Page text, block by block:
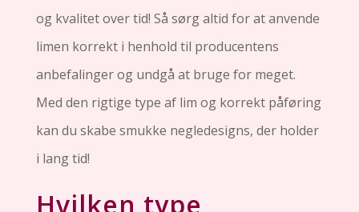
og kvalitet over tid! Så sørg altid for at anvende
limen korrekt i henhold til producentens
anbefalinger og undgå at bruge for meget.
Med den rigtige type af lim og korrekt påføring
kan du skabe smukke negledesigns, der holder
i lang tid!
Hvilken type